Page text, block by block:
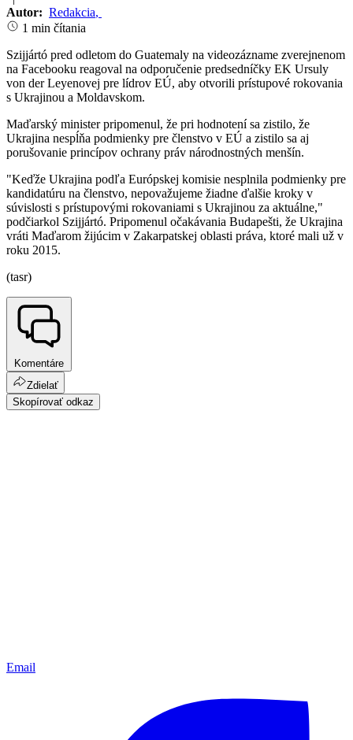
Autor: Redakcia,
1 min čítania
Szijjártó pred odletom do Guatemaly na videozázname zverejnenom
na Facebooku reagoval na odporučenie predsedníčky EK Ursuly
von der Leyenovej pre lídrov EÚ, aby otvorili prístupové rokovania
s Ukrajinou a Moldavskom.
Maďarský minister pripomenul, že pri hodnotení sa zistilo, že
Ukrajina nespĺňa podmienky pre členstvo v EÚ a zistilo sa aj
porušovanie princípov ochrany práv národnostných menšín.
"Keďže Ukrajina podľa Európskej komisie nesplnila podmienky pre
kandidatúru na členstvo, nepovažujeme žiadne ďalšie kroky v
súvislosti s prístupovými rokovaniami s Ukrajinou za aktuálne,"
podčiarkol Szijjártó. Pripomenul očakávania Budapešti, že Ukrajina
vráti Maďarom žijúcim v Zakarpatskej oblasti práva, ktoré mali už v
roku 2015.
(tasr)
Komentáre
Zdielať
Skopírovať odkaz
Email